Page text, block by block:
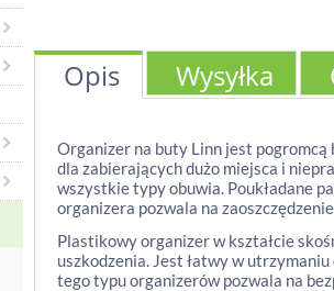
Opis Wysyłka
Organizer na buty Linn jest
dla zabierających dużo miejsca i
wszystkie typy obuwia. Poukładane
organizera pozwala na
Plastikowy organizer w kształcie
uszkodzenia. Jest łatwy w
tego typu organizerów pozwala na